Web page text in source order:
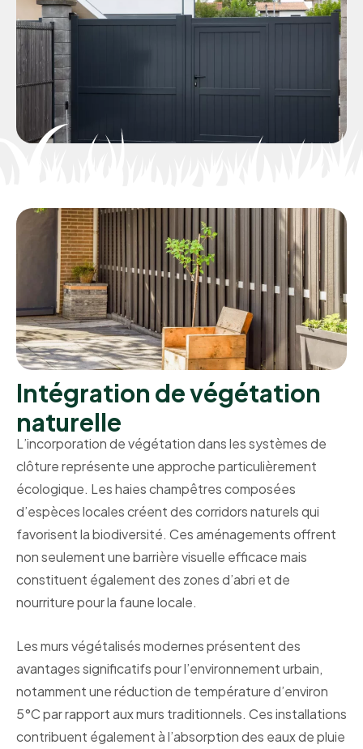
Intégration de végétation
naturelle
L’incorporation de végétation dans les systèmes de
clôture représente une approche particulièrement
écologique. Les haies champêtres composées
d’espèces locales créent des corridors naturels qui
favorisent la biodiversité. Ces aménagements offrent
non seulement une barrière visuelle efficace mais
constituent également des zones d’abri et de
nourriture pour la faune locale.
Les murs végétalisés modernes présentent des
avantages significatifs pour l’environnement urbain,
notamment une réduction de température d’environ
5°C par rapport aux murs traditionnels. Ces installations
contribuent également à l’absorption des eaux de pluie